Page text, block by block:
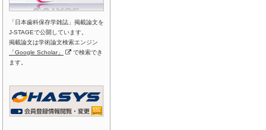
「日本歯科保存学雑誌」掲載論文を
J-STAGEで公開しています。
掲載論文は学術論文検索エンジン
「Google Scholar」
で検索でき
ます。